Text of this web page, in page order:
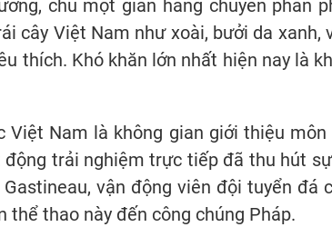
chủ một gian hàng chuyên phân
cây Việt Nam như xoài, bưởi da xanh,
thích. Khó khăn lớn nhất hiện nay là
Nam là không gian giới thiệu môn
trải nghiệm trực tiếp đã thu hút
vận động viên đội tuyển đá
thể thao này đến công chúng Pháp.